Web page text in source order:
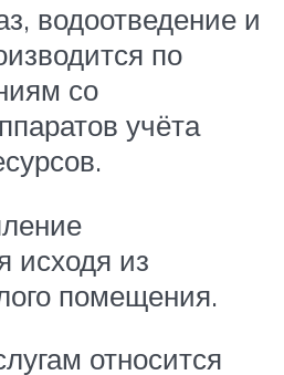
водоотведение и
по
со
учёта
исходя из
помещения.
относится